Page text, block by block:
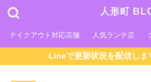
人形町
テイクアウト対応店舗 人気ランチ店
Lineで更新状況を配信しま